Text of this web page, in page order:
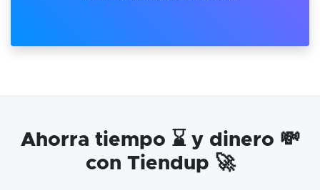
Ahorra tiempo ⌛ y dinero 💸
con Tiendup 🚀